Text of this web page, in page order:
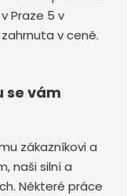
Praze 5 v
v ceně.
se vám
zákazníkovi a
naši silní a
Některé práce